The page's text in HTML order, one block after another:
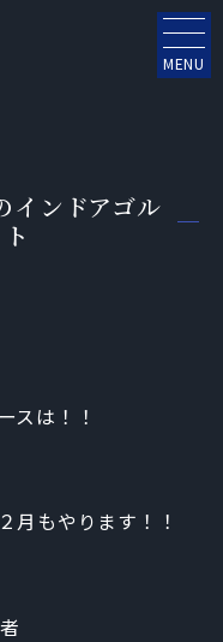
MENU
インドアゴル
スは！！
月もやります！！